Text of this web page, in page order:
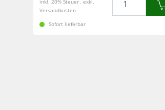
inkl. 20% Steuer , exkl.
Versandkosten
Sofort lieferbar